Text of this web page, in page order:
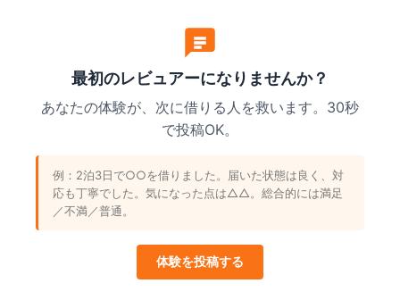
最初のレビュアーになりませんか？
あなたの体験が、次に借りる人を救います。30秒
で投稿OK。
例：2泊3日で○○を借りました。届いた状態は良く、対
応も丁寧でした。気になった点は△△。総合的には満足
／不満／普通。
体験を投稿する